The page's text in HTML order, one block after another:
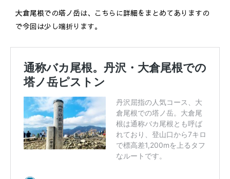
大倉尾根での塔ノ岳は、こちらに詳細をまとめてありますの
で今回は少し端折ります。